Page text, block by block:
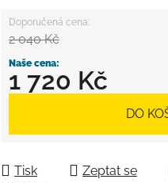
2 040 Kč
1 720 Kč
DO
Tisk Zeptat se